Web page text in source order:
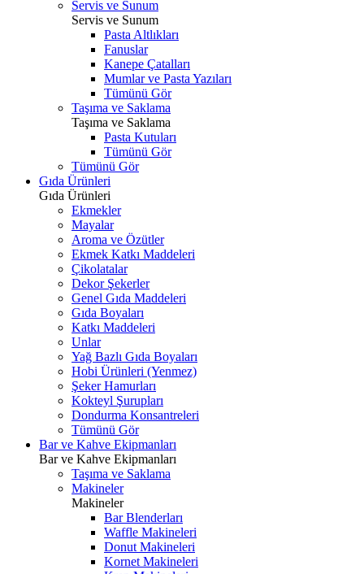
Servis ve Sunum
Servis ve Sunum
Pasta Altlıkları
Fanuslar
Kanepe Çatalları
Mumlar ve Pasta Yazıları
Tümünü Gör
Taşıma ve Saklama
Taşıma ve Saklama
Pasta Kutuları
Tümünü Gör
Tümünü Gör
Gıda Ürünleri
Gıda Ürünleri
Ekmekler
Mayalar
Aroma ve Özütler
Ekmek Katkı Maddeleri
Çikolatalar
Dekor Şekerler
Genel Gıda Maddeleri
Gıda Boyaları
Katkı Maddeleri
Unlar
Yağ Bazlı Gıda Boyaları
Hobi Ürünleri (Yenmez)
Şeker Hamurları
Kokteyl Şurupları
Dondurma Konsantreleri
Tümünü Gör
Bar ve Kahve Ekipmanları
Bar ve Kahve Ekipmanları
Taşıma ve Saklama
Makineler
Makineler
Bar Blenderları
Waffle Makineleri
Donut Makineleri
Kornet Makineleri